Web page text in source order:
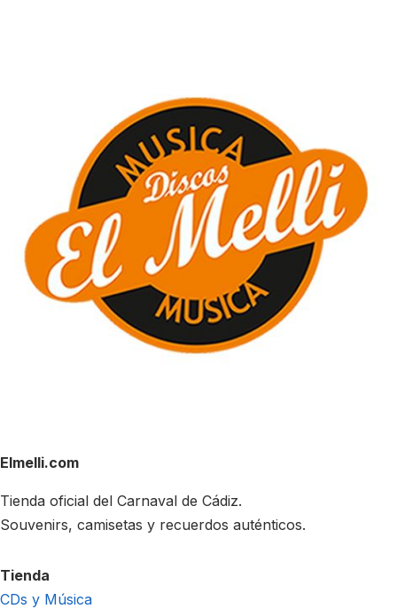
Elmelli.com
Tienda oficial del Carnaval de Cádiz.
Souvenirs, camisetas y recuerdos auténticos.
Tienda
CDs y Música